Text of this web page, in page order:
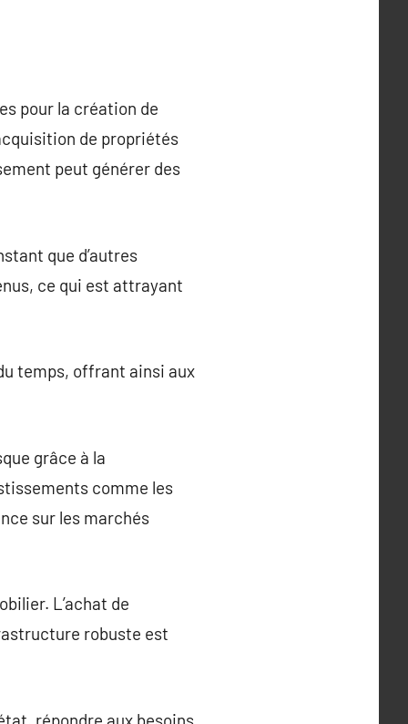
pour la création de
de propriétés
peut générer des
que d’autres
ce qui est attrayant
temps, offrant ainsi aux
grâce à la
comme les
sur les marchés
L’achat de
robuste est
répondre aux besoins